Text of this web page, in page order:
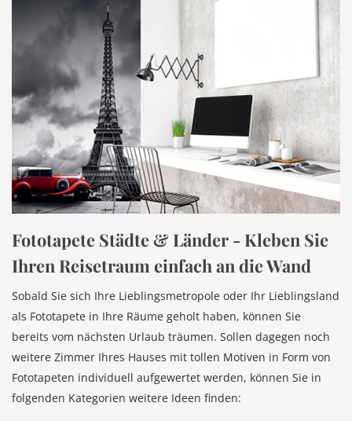
Fototapete Städte & Länder - Kleben Sie
Ihren Reisetraum einfach an die Wand
Sobald Sie sich Ihre Lieblingsmetropole oder Ihr Lieblingsland
als Fototapete in Ihre Räume geholt haben, können Sie
bereits vom nächsten Urlaub träumen. Sollen dagegen noch
weitere Zimmer Ihres Hauses mit tollen Motiven in Form von
Fototapeten individuell aufgewertet werden, können Sie in
folgenden Kategorien weitere Ideen finden: